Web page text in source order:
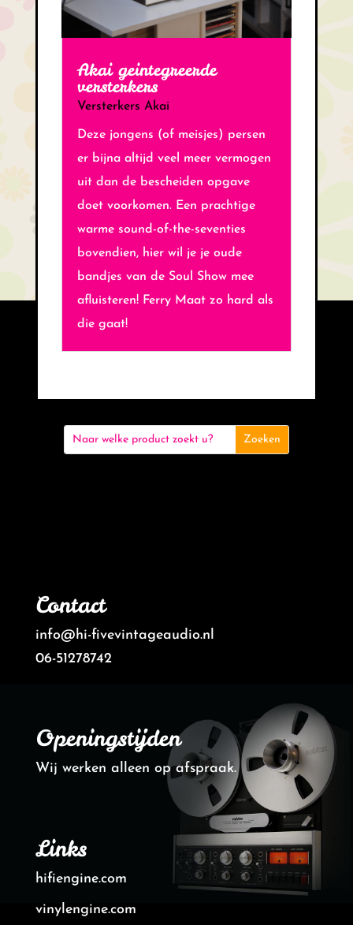
Akai geintegreerde
versterkers
Versterkers Akai
Deze jongens (of meisjes) persen
er bijna altijd veel meer vermogen
uit dan de bescheiden opgave
doet voorkomen. Een prachtige
warme sound-of-the-seventies
bovendien, hier wil je je oude
bandjes van de Soul Show mee
afluisteren! Ferry Maat zo hard als
die gaat!
Contact
info@hi-fivevintageaudio.nl
06-51278742
Openingstijden
Wij werken alleen op afspraak.
Links
hifiengine.com
vinylengine.com